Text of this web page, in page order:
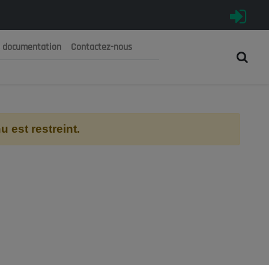
الجزائرية الديمقراطية الشعبية
documentation Contactez-nous
est restreint.